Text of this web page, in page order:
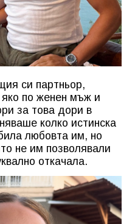
си партньор,
по женен мъж и
за това дори в
колко истинска
любовта им, но
не им позволявали
откачала.